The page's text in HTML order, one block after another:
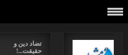
تضاد دین و
حقیقت...!